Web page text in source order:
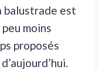
balustrade est
moins
proposés